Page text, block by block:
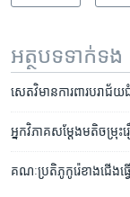
អត្ថបទ​ទាក់ទង
សេតវិមាន​ការពារ​បរាជ័
អ្នកវិភាគ​សម្តែង​មតិ​ចម្
គណៈប្រតិភូ​កូរ៉េ​ខាង​ជើង​